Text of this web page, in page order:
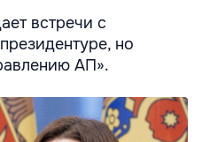
встречи с
но
АП».